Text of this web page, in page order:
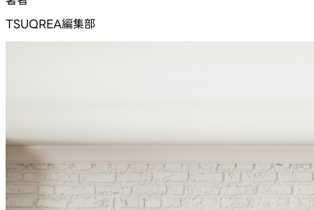
TSUQREA編集部